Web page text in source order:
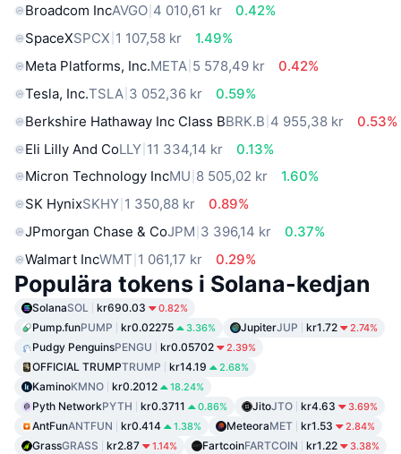
Broadcom IncAVGO 4 010,61 kr
0.42%
SpaceXSPCX 1 107,58 kr
1.49%
Meta Platforms, Inc.META 5 578,49 kr
0.42%
Tesla, Inc.TSLA 3 052,36 kr
0.59%
Berkshire Hathaway Inc Class BBRK.B 4 955,38 kr
0.53%
Eli Lilly And CoLLY 11 334,14 kr
0.13%
Micron Technology IncMU 8 505,02 kr
1.60%
SK HynixSKHY 1 350,88 kr
0.89%
JPmorgan Chase & CoJPM 3 396,14 kr
0.37%
Walmart IncWMT 1 061,17 kr 0.29%
Populära tokens i Solana-kedjan
SolanaSOL kr690.03 0.82%
Pump.funPUMP kr0.02275 3.36% JupiterJUP kr1.72 2.74%
Pudgy PenguinsPENGU kr0.05702 2.39%
OFFICIAL TRUMPTRUMP kr14.19 2.68%
KaminoKMNO kr0.2012 18.24%
Pyth NetworkPYTH kr0.3711 0.86% JitoJTO kr4.63 3.69%
AntFunANTFUN kr0.414 1.38% MeteoraMET kr1.53 2.84%
GrassGRASS kr2.87 1.14% FartcoinFARTCOIN kr1.22 3.38%